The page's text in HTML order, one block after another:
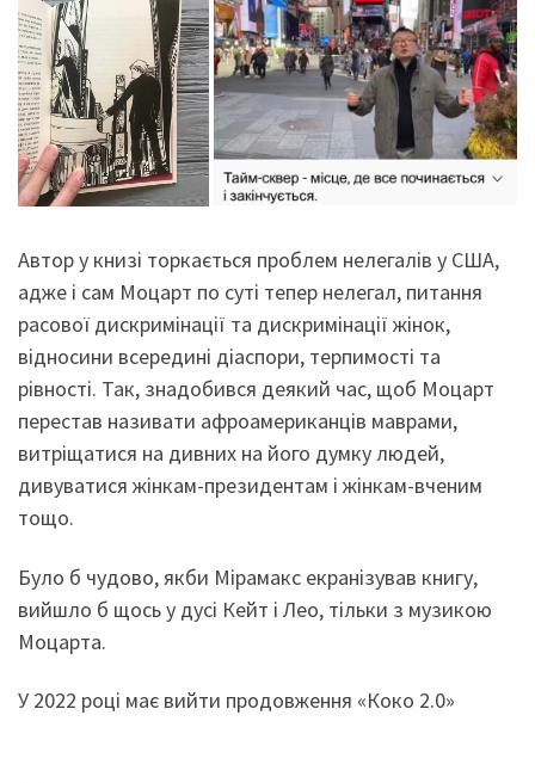
Автор у книзі торкається проблем нелегалів у США,
адже і сам Моцарт по суті тепер нелегал, питання
расової дискримінації та дискримінації жінок,
відносини всередині діаспори, терпимості та
рівності. Так, знадобився деякий час, щоб Моцарт
перестав називати афроамериканців маврами,
витріщатися на дивних на його думку людей,
дивуватися жінкам-президентам і жінкам-вченим
тощо.
Було б чудово, якби Мірамакс екранізував книгу,
вийшло б щось у дусі Кейт і Лео, тільки з музикою
Моцарта.
У 2022 році має вийти продовження «Коко 2.0»